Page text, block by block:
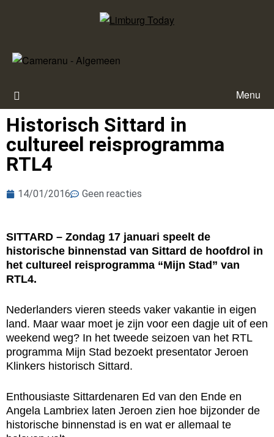
Menu
Historisch Sittard in
cultureel reisprogramma
RTL4
14/01/2016 Geen reacties
SITTARD – Zondag 17 januari speelt de
historische binnenstad van Sittard de hoofdrol in
het cultureel reisprogramma “Mijn Stad” van
RTL4.
Nederlanders vieren steeds vaker vakantie in eigen
land. Maar waar moet je zijn voor een dagje uit of een
weekend weg? In het tweede seizoen van het RTL
programma Mijn Stad bezoekt presentator Jeroen
Klinkers historisch Sittard.
Enthousiaste Sittardenaren Ed van den Ende en
Angela Lambriex laten Jeroen zien hoe bijzonder de
historische binnenstad is en wat er allemaal te